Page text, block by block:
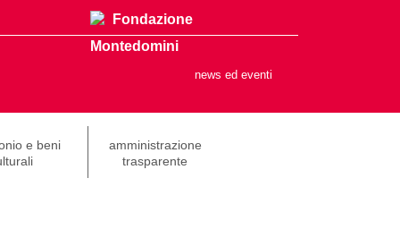
Fondazione
Montedomini
news ed eventi
e beni
amministrazione
trasparente